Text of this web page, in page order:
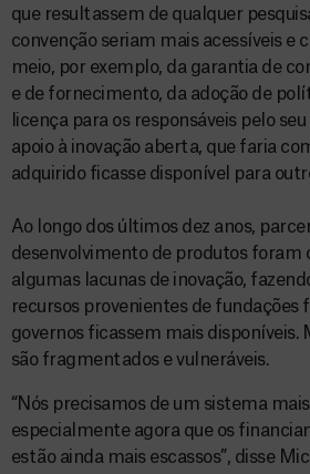
que resultassem de qualquer
convenção seriam mais acessíveis e
meio, por exemplo, da garantia de
e de fornecimento, da adoção de
licença para os responsáveis pelo
apoio à inovação aberta, que faria
adquirido ficasse disponível para
Ao longo dos últimos dez anos,
desenvolvimento de produtos foram
algumas lacunas de inovação,
recursos provenientes de fundações
governos ficassem mais disponíveis.
são fragmentados e vulneráveis.
“Nós precisamos de um sistema
especialmente agora que os
estão ainda mais escassos”, disse